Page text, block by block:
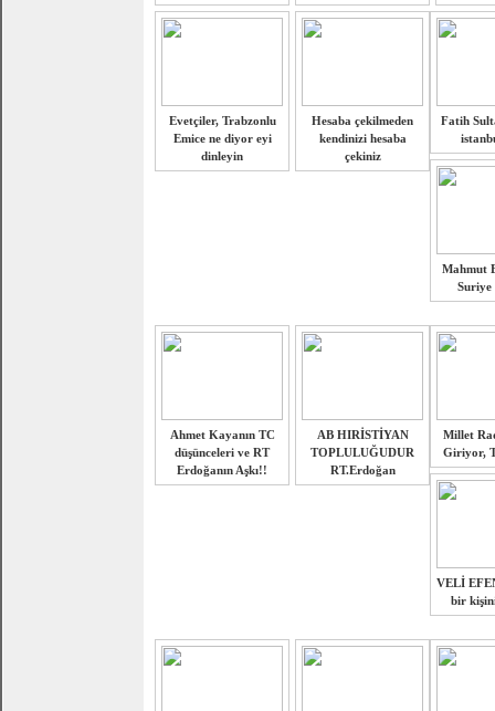
Evetçiler, Trabzonlu
Emice ne diyor eyi
dinleyin
Hesaba çekilmeden
kendinizi hesaba
çekiniz
Fatih
Mahmut
Ahmet Kayanın TC
düşünceleri ve RT
Erdoğanın Aşkı!!
AB HIRİSTİYAN
TOPLULUĞUDUR
RT.Erdoğan
Millet
Giriyor,
VELİ
bir